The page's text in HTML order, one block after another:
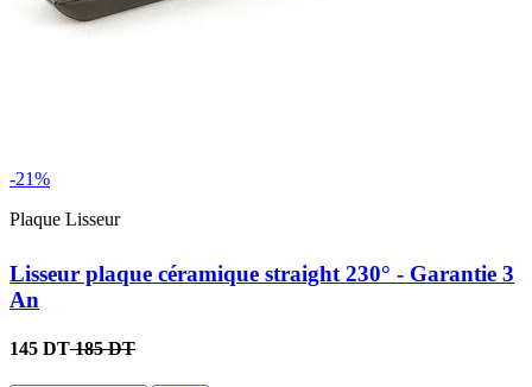
-21%
Plaque Lisseur
Lisseur plaque céramique straight 230° - Garantie 3
An
145 DT185 DT